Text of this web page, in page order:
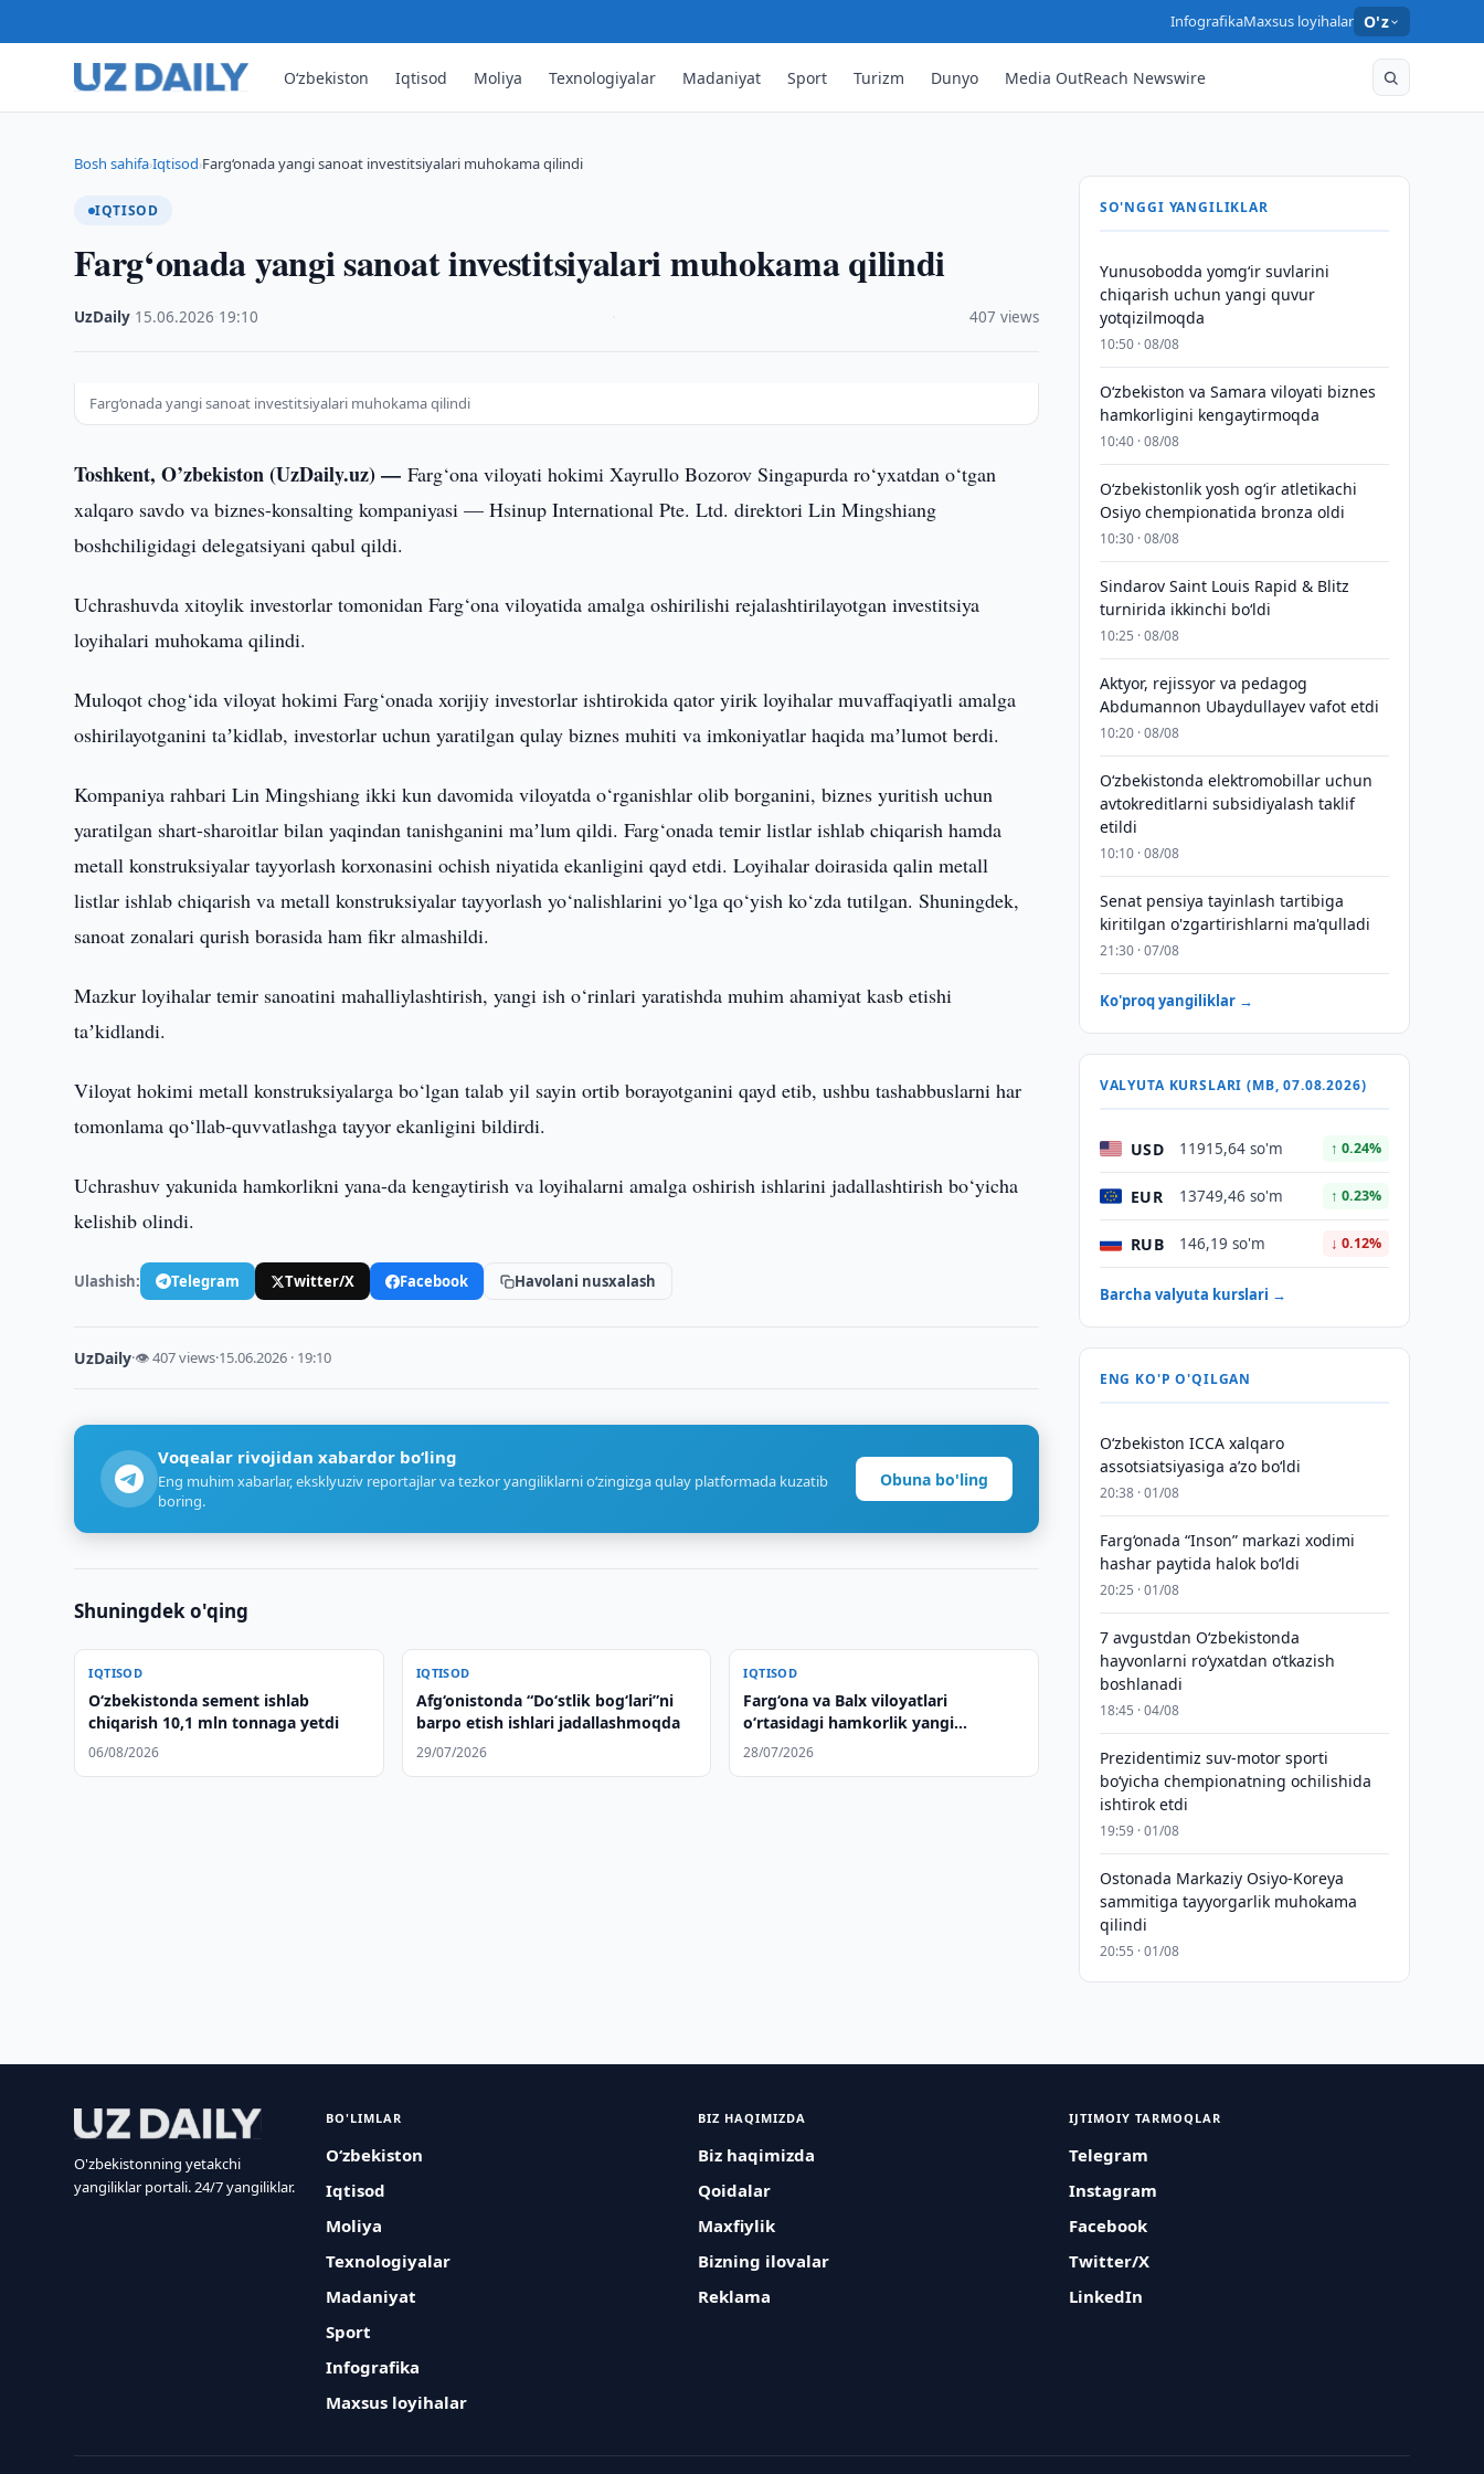
InfografikaMaxsus loyihalar O'z
O‘zbekiston Iqtisod Moliya Texnologiyalar Madaniyat Sport Turizm Dunyo Media OutReach Newswire
Bosh sahifa›Iqtisod›Farg‘onada yangi sanoat investitsiyalari muhokama qilindi
IQTISOD
Farg‘onada yangi sanoat investitsiyalari muhokama qilindi
UzDaily 15.06.2026 19:10 407 views
Farg‘onada yangi sanoat investitsiyalari muhokama qilindi
Toshkent, O’zbekiston (UzDaily.uz) —Farg‘ona viloyati hokimi Xayrullo Bozorov Singapurda ro‘yxatdan o‘tgan
xalqaro savdo va biznes-konsalting kompaniyasi — Hsinup International Pte. Ltd. direktori Lin Mingshiang
boshchiligidagi delegatsiyani qabul qildi.
Uchrashuvda xitoylik investorlar tomonidan Farg‘ona viloyatida amalga oshirilishi rejalashtirilayotgan investitsiya
loyihalari muhokama qilindi.
Muloqot chog‘ida viloyat hokimi Farg‘onada xorijiy investorlar ishtirokida qator yirik loyihalar muvaffaqiyatli amalga
oshirilayotganini taʼkidlab, investorlar uchun yaratilgan qulay biznes muhiti va imkoniyatlar haqida maʼlumot berdi.
Kompaniya rahbari Lin Mingshiang ikki kun davomida viloyatda o‘rganishlar olib borganini, biznes yuritish uchun
yaratilgan shart-sharoitlar bilan yaqindan tanishganini maʼlum qildi. Farg‘onada temir listlar ishlab chiqarish hamda
metall konstruksiyalar tayyorlash korxonasini ochish niyatida ekanligini qayd etdi. Loyihalar doirasida qalin metall
listlar ishlab chiqarish va metall konstruksiyalar tayyorlash yo‘nalishlarini yo‘lga qo‘yish ko‘zda tutilgan. Shuningdek,
sanoat zonalari qurish borasida ham fikr almashildi.
Mazkur loyihalar temir sanoatini mahalliylashtirish, yangi ish o‘rinlari yaratishda muhim ahamiyat kasb etishi
taʼkidlandi.
Viloyat hokimi metall konstruksiyalarga bo‘lgan talab yil sayin ortib borayotganini qayd etib, ushbu tashabbuslarni har
tomonlama qo‘llab-quvvatlashga tayyor ekanligini bildirdi.
Uchrashuv yakunida hamkorlikni yana-da kengaytirish va loyihalarni amalga oshirish ishlarini jadallashtirish bo‘yicha
kelishib olindi.
Ulashish: Telegram Twitter/X Facebook Havolani nusxalash
UzDaily·👁 407 views·15.06.2026 · 19:10
Voqealar rivojidan xabardor bo‘ling
Eng muhim xabarlar, eksklyuziv reportajlar va tezkor yangiliklarni o‘zingizga qulay platformada kuzatib
boring.
Obuna bo'ling
Shuningdek o'qing
IQTISOD
O‘zbekistonda sement ishlab
chiqarish 10,1 mln tonnaga yetdi
06/08/2026
IQTISOD
Afg‘onistonda “Do‘stlik bog‘lari”ni
barpo etish ishlari jadallashmoqda
29/07/2026
IQTISOD
Farg‘ona va Balx viloyatlari
o‘rtasidagi hamkorlik yangi
bosqichga ko‘tarilmoqda
28/07/2026
SO'NGGI YANGILIKLAR
Yunusobodda yomg‘ir suvlarini
chiqarish uchun yangi quvur
yotqizilmoqda
10:50 · 08/08
Oʻzbekiston va Samara viloyati biznes
hamkorligini kengaytirmoqda
10:40 · 08/08
O‘zbekistonlik yosh og‘ir atletikachi
Osiyo chempionatida bronza oldi
10:30 · 08/08
Sindarov Saint Louis Rapid & Blitz
turnirida ikkinchi bo‘ldi
10:25 · 08/08
Aktyor, rejissyor va pedagog
Abdumannon Ubaydullayev vafot etdi
10:20 · 08/08
O‘zbekistonda elektromobillar uchun
avtokreditlarni subsidiyalash taklif
etildi
10:10 · 08/08
Senat pensiya tayinlash tartibiga
kiritilgan o'zgartirishlarni ma'qulladi
21:30 · 07/08
Ko'proq yangiliklar →
VALYUTA KURSLARI (MB, 07.08.2026)
USD 11915,64 so'm ↑ 0.24%
EUR 13749,46 so'm ↑ 0.23%
RUB 146,19 so'm ↓ 0.12%
Barcha valyuta kurslari →
ENG KO'P O'QILGAN
O‘zbekiston ICCA xalqaro
assotsiatsiyasiga aʼzo bo‘ldi
20:38 · 01/08
Farg‘onada “Inson” markazi xodimi
hashar paytida halok bo‘ldi
20:25 · 01/08
7 avgustdan O‘zbekistonda
hayvonlarni ro‘yxatdan o‘tkazish
boshlanadi
18:45 · 04/08
Prezidentimiz suv-motor sporti
bo‘yicha chempionatning ochilishida
ishtirok etdi
19:59 · 01/08
Ostonada Markaziy Osiyo-Koreya
sammitiga tayyorgarlik muhokama
qilindi
20:55 · 01/08
O'zbekistonning yetakchi
yangiliklar portali. 24/7 yangiliklar.
BO'LIMLAR
O‘zbekiston
Iqtisod
Moliya
Texnologiyalar
Madaniyat
Sport
Infografika
Maxsus loyihalar
BIZ HAQIMIZDA
Biz haqimizda
Qoidalar
Maxfiylik
Bizning ilovalar
Reklama
IJTIMOIY TARMOQLAR
Telegram
Instagram
Facebook
Twitter/X
LinkedIn